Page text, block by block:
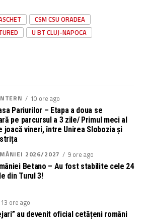
CSM CSU ORADEA
U BT CLUJ-NAPOCA
10 ore ago
Pariurilor – Etapa a doua se
pe parcursul a 3 zile/ Primul meci al
joacă vineri, între Unirea Slobozia și
2026/2027
9 ore ago
Betano – Au fost stabilite cele 24
din Turul 3!
13 ore ago
au devenit oficial cetățeni români